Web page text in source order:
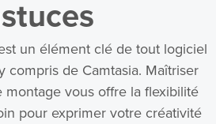
un élément clé de tout logiciel
compris de Camtasia. Maîtriser
montage vous offre la flexibilité
pour exprimer votre créativité